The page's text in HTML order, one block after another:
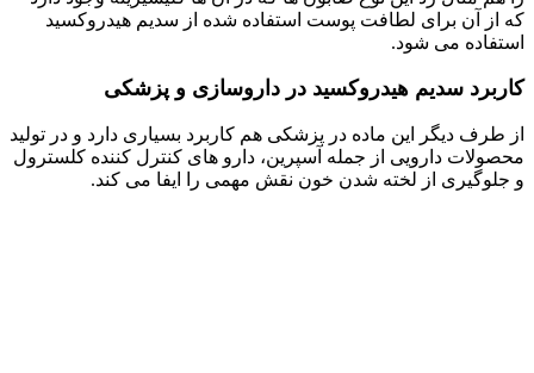
که از آن برای لطافت پوست استفاده شده از سدیم هیدروکسید
استفاده می شود.
کاربرد سدیم هیدروکسید در داروسازی و پزشکی
از طرف دیگر این ماده در پزشکی هم کاربرد بسیاری دارد و در تولید
محصولات دارویی از جمله آسپرین، دارو های کنترل کننده کلسترول
و جلوگیری از لخته شدن خون نقش مهمی را ایفا می کند.